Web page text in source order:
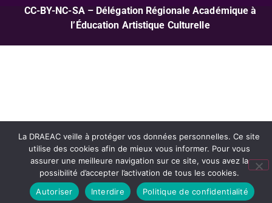
CC-BY-NC-SA – Délégation Régionale Académique à
l’Éducation Artistique Culturelle
La DRAEAC veille à protéger vos données personnelles. Ce site
utilise des cookies afin de mieux vous informer. Pour vous
assurer une meilleure navigation sur ce site, vous avez la
possibilité d’accepter l’activation de tous les cookies.
Autoriser
Interdire Politique de confidentialité